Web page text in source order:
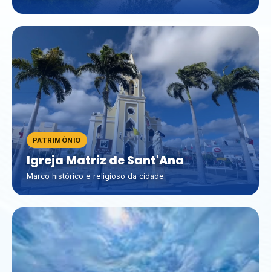
PATRIMÔNIO
Igreja Matriz de Sant'Ana
Marco histórico e religioso da cidade.